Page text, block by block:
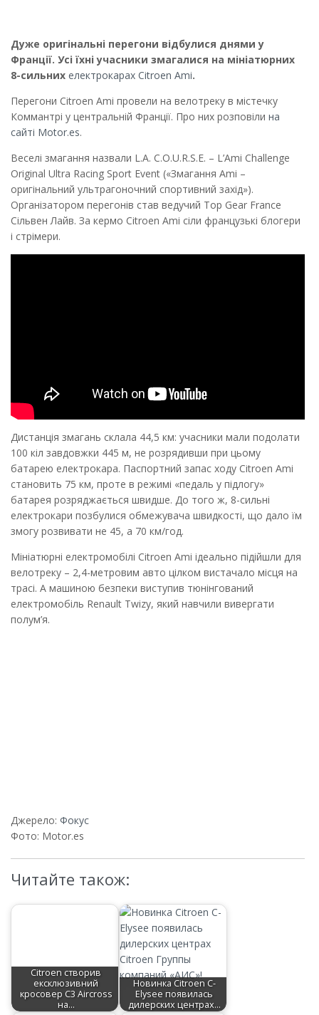
Дуже оригінальні перегони відбулися днями у
Франції. Усі їхні учасники змагалися на мініатюрних
8-сильних електрокарах Citroen Ami.
Перегони Citroen Ami провели на велотреку в містечку
Коммантрі у центральній Франції. Про них розповіли на
сайті Motor.es.
Веселі змагання назвали L.A. C.O.U.R.S.E. – L’Ami Challenge
Original Ultra Racing Sport Event («Змагання Ami –
оригінальний ультрагоночний спортивний захід»).
Організатором перегонів став ведучий Top Gear France
Сільвен Лайв. За кермо Citroen Ami сіли французькі блогери
і стрімери.
Дистанція змагань склала 44,5 км: учасники мали подолати
100 кіл завдовжки 445 м, не розрядивши при цьому
батарею електрокара. Паспортний запас ходу Citroen Ami
становить 75 км, проте в режимі «педаль у підлогу»
батарея розряджається швидше. До того ж, 8-сильні
електрокари позбулися обмежувача швидкості, що дало їм
змогу розвивати не 45, а 70 км/год.
Мініатюрні електромобілі Citroen Ami ідеально підійшли для
велотреку – 2,4-метровим авто цілком вистачало місця на
трасі. А машиною безпеки виступив тюнінгований
електромобіль Renault Twizy, який навчили вивергати
полум’я.
Джерело: Фокус
Фото: Motor.es
Читайте також:
Citroen створив
ексклюзивний
кросовер C3 Aircross
на…
Новинка Citroen C-
Elysee появилась
дилерских центрах…